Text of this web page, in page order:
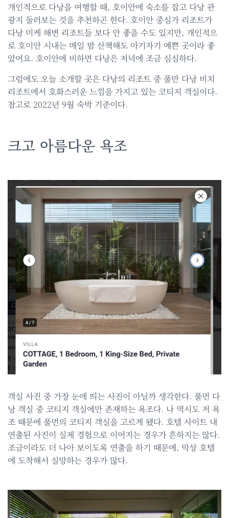
개인적으로 다낭을 여행할 때, 호이안에 숙소를 잡고 다낭 관
광지 둘러보는 것을 추천하곤 한다. 호이안 중심가 리조트가
다낭 미케 해변 리조트들 보다 안 좋을 수도 있지만, 개인적으
로 호이안 시내는 매일 밤 산책해도 아기자기 예쁜 곳이라 좋
았어요. 호이안에 비하면 다낭은 저녁에 조금 심심하다.
그럼에도 오늘 소개할 곳은 다낭의 리조트 중 풀만 다낭 비치
리조트에서 호화스러운 느낌을 가지고 있는 코티지 객실이다.
참고로 2022년 9월 숙박 기준이다.
크고 아름다운 욕조
객실 사진 중 가장 눈에 띄는 사진이 아닐까 생각한다. 풀먼 다
낭 객실 중 코티지 객실에만 존재하는 욕조다. 나 역시도 저 욕
조 때문에 풀먼의 코티지 객실을 고르게 됐다. 호텔 사이트 내
연출된 사진이 실제 경험으로 이어지는 경우가 흔하지는 않다.
조금이라도 더 나아 보이도록 연출을 하기 때문에, 막상 호텔
에 도착해서 실망하는 경우가 많다.